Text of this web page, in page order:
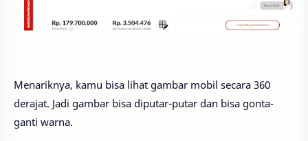
Menariknya, kamu bisa lihat gambar mobil secara 360
derajat. Jadi gambar bisa diputar-putar dan bisa gonta-
ganti warna.